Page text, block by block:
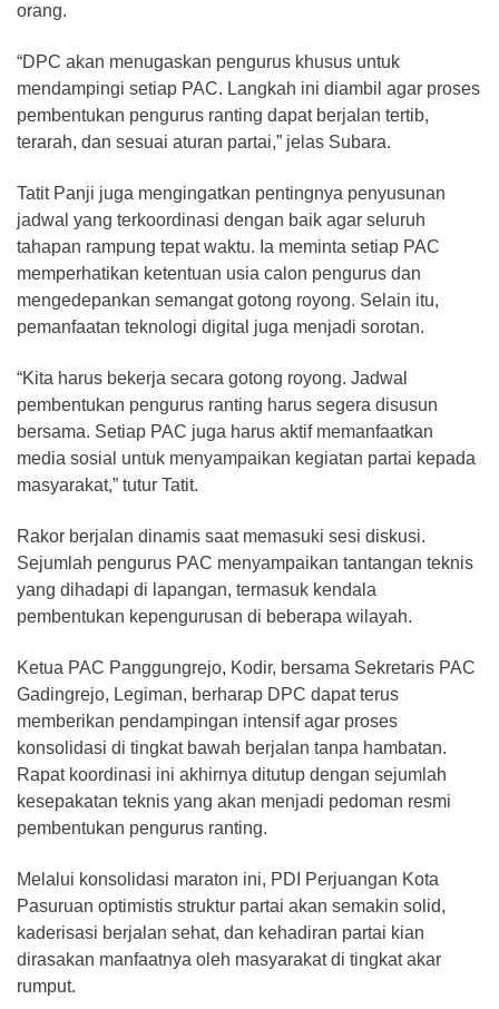
orang.
​“DPC akan menugaskan pengurus khusus untuk
mendampingi setiap PAC. Langkah ini diambil agar proses
pembentukan pengurus ranting dapat berjalan tertib,
terarah, dan sesuai aturan partai,” jelas Subara.
​Tatit Panji juga mengingatkan pentingnya penyusunan
jadwal yang terkoordinasi dengan baik agar seluruh
tahapan rampung tepat waktu. Ia meminta setiap PAC
memperhatikan ketentuan usia calon pengurus dan
mengedepankan semangat gotong royong. Selain itu,
pemanfaatan teknologi digital juga menjadi sorotan.
​“Kita harus bekerja secara gotong royong. Jadwal
pembentukan pengurus ranting harus segera disusun
bersama. Setiap PAC juga harus aktif memanfaatkan
media sosial untuk menyampaikan kegiatan partai kepada
masyarakat,” tutur Tatit.
​Rakor berjalan dinamis saat memasuki sesi diskusi.
Sejumlah pengurus PAC menyampaikan tantangan teknis
yang dihadapi di lapangan, termasuk kendala
pembentukan kepengurusan di beberapa wilayah.
​Ketua PAC Panggungrejo, Kodir, bersama Sekretaris PAC
Gadingrejo, Legiman, berharap DPC dapat terus
memberikan pendampingan intensif agar proses
konsolidasi di tingkat bawah berjalan tanpa hambatan.
​Rapat koordinasi ini akhirnya ditutup dengan sejumlah
kesepakatan teknis yang akan menjadi pedoman resmi
pembentukan pengurus ranting.
Melalui konsolidasi maraton ini, PDI Perjuangan Kota
Pasuruan optimistis struktur partai akan semakin solid,
kaderisasi berjalan sehat, dan kehadiran partai kian
dirasakan manfaatnya oleh masyarakat di tingkat akar
rumput.